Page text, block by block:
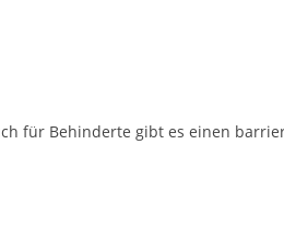
für Behinderte gibt es einen